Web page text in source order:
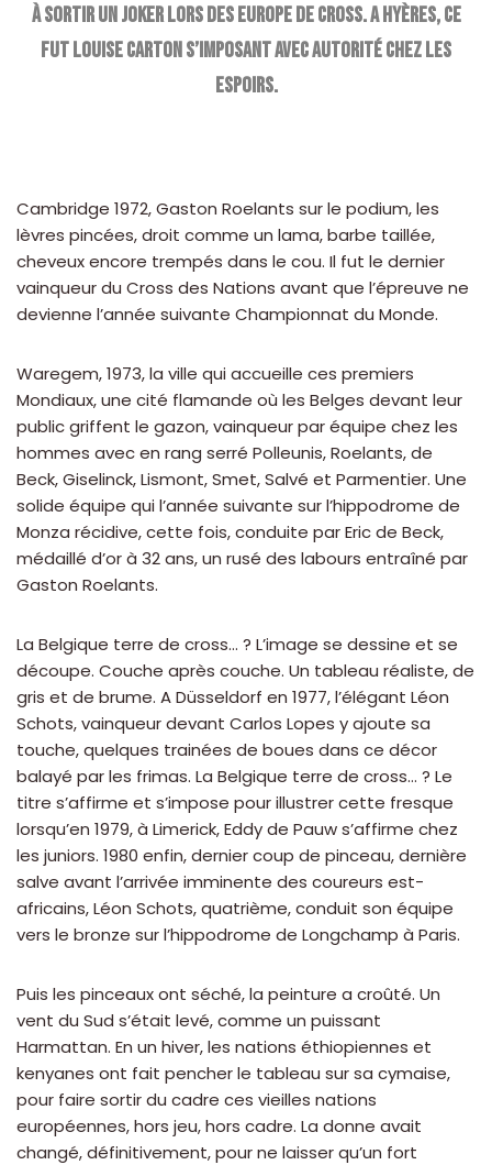
à sortir un joker lors des Europe de cross. A Hyères, ce
fut Louise Carton s’imposant avec autorité chez les
espoirs.
Cambridge 1972, Gaston Roelants sur le podium, les
lèvres pincées, droit comme un lama, barbe taillée,
cheveux encore trempés dans le cou. Il fut le dernier
vainqueur du Cross des Nations avant que l’épreuve ne
devienne l’année suivante Championnat du Monde.
Waregem, 1973, la ville qui accueille ces premiers
Mondiaux, une cité flamande où les Belges devant leur
public griffent le gazon, vainqueur par équipe chez les
hommes avec en rang serré Polleunis, Roelants, de
Beck, Giselinck, Lismont, Smet, Salvé et Parmentier. Une
solide équipe qui l’année suivante sur l’hippodrome de
Monza récidive, cette fois, conduite par Eric de Beck,
médaillé d’or à 32 ans, un rusé des labours entraîné par
Gaston Roelants.
La Belgique terre de cross… ? L’image se dessine et se
découpe. Couche après couche. Un tableau réaliste, de
gris et de brume. A Düsseldorf en 1977, l’élégant Léon
Schots, vainqueur devant Carlos Lopes y ajoute sa
touche, quelques trainées de boues dans ce décor
balayé par les frimas. La Belgique terre de cross… ? Le
titre s’affirme et s’impose pour illustrer cette fresque
lorsqu’en 1979, à Limerick, Eddy de Pauw s’affirme chez
les juniors. 1980 enfin, dernier coup de pinceau, dernière
salve avant l’arrivée imminente des coureurs est-
africains, Léon Schots, quatrième, conduit son équipe
vers le bronze sur l’hippodrome de Longchamp à Paris.
Puis les pinceaux ont séché, la peinture a croûté. Un
vent du Sud s’était levé, comme un puissant
Harmattan. En un hiver, les nations éthiopiennes et
kenyanes ont fait pencher le tableau sur sa cymaise,
pour faire sortir du cadre ces vieilles nations
européennes, hors jeu, hors cadre. La donne avait
changé, définitivement, pour ne laisser qu’un fort